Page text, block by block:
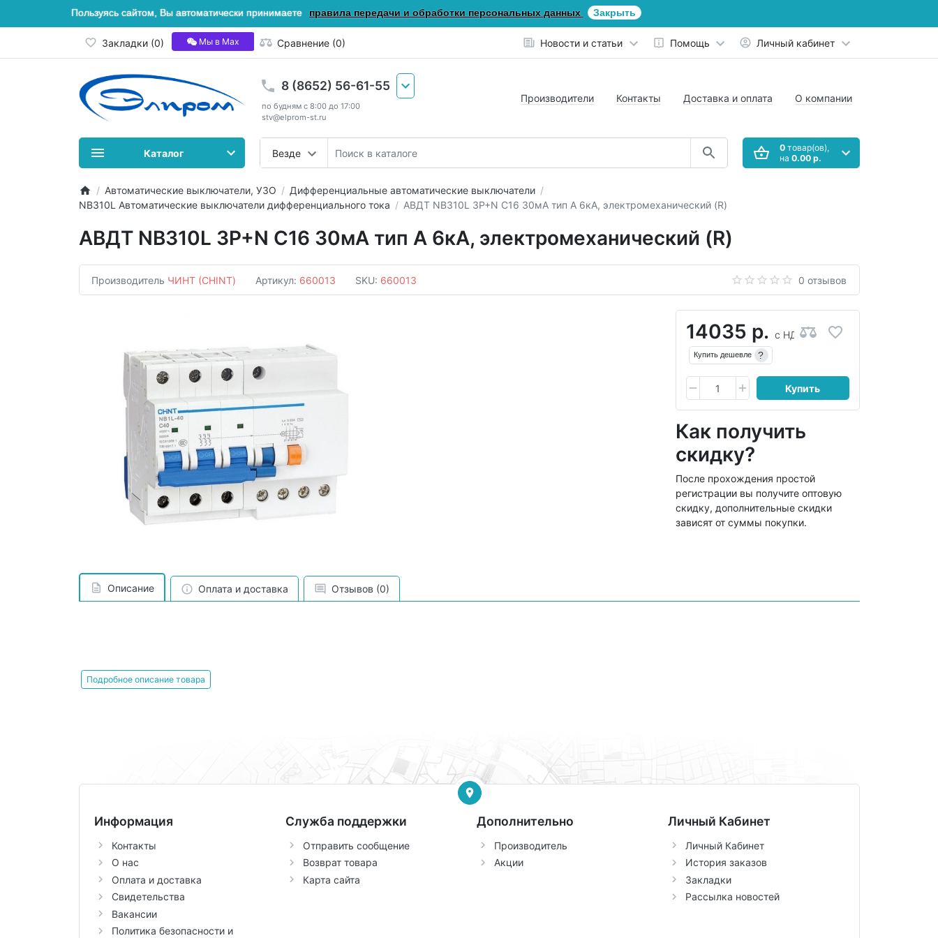
Пользуясь сайтом, Вы автоматически принимаете правила передачи и обработки персональных данных Закрыть
Закладки (0) Мы в Мах Сравнение (0) Новости и статьи Помощь Личный кабинет
8 (8652) 56-61-55
по будням с 8:00 до 17:00
stv@elprom-st.ru
Везде
Производители Контакты Доставка и оплата О компании
0товар(ов),
на 0.00 р.
Каталог
Автоматические выключатели, УЗО
Дифференциальные автоматические выключатели
NB310L Автоматические выключатели дифференциального тока
АВДТ NB310L 3P+N C16 30мА тип A 6кА, электромеханический (R)
АВДТ NB310L 3P+N C16 30мА тип A 6кА, электромеханический (R)
Производитель ЧИНТ (CHINT) Артикул: 660013 SKU: 660013 0 отзывов
14035 р. с НДС
Купить дешевле ?
Купить
Как получить
скидку?
После прохождения простой
регистрации вы получите оптовую
скидку, дополнительные скидки
зависят от суммы покупки.
Описание Оплата и доставка Отзывов (0)
Подробное описание товара
Информация
Контакты
О нас
Оплата и доставка
Свидетельства
Вакансии
Политика безопасности и
Служба поддержки
Отправить сообщение
Возврат товара
Карта сайта
Дополнительно
Производитель
Акции
Личный Кабинет
Личный Кабинет
История заказов
Закладки
Рассылка новостей